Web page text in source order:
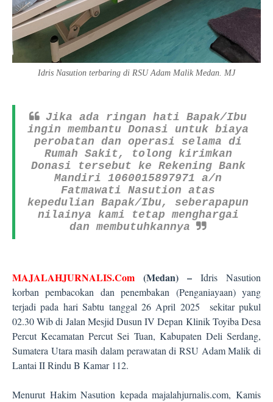
Idris Nasution terbaring di RSU Adam Malik Medan. MJ
Jika ada ringan hati Bapak/Ibu
ingin membantu Donasi untuk biaya
perobatan dan operasi selama di
Rumah Sakit, tolong kirimkan
Donasi tersebut ke Rekening Bank
Mandiri 1060015897971 a/n
Fatmawati Nasution atas
kepedulian Bapak/Ibu, seberapapun
nilainya kami tetap menghargai
dan membutuhkannya
MAJALAHJURNALIS.Com (Medan) – Idris Nasution
korban pembacokan dan penembakan (Penganiayaan) yang
terjadi pada hari Sabtu tanggal 26 April 2025 sekitar pukul
02.30 Wib di Jalan Mesjid Dusun IV Depan Klinik Toyiba Desa
Percut Kecamatan Percut Sei Tuan, Kabupaten Deli Serdang,
Sumatera Utara masih dalam perawatan di RSU Adam Malik di
Lantai II Rindu B Kamar 112.
Menurut Hakim Nasution kepada majalahjurnalis.com, Kamis